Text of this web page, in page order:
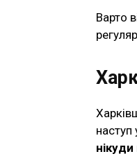
Варто
наступ